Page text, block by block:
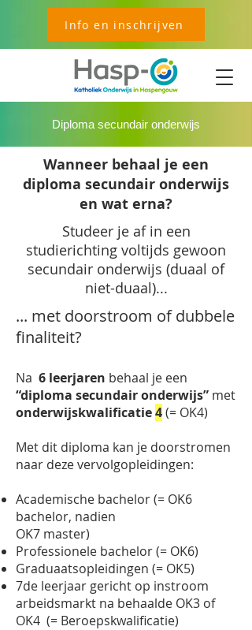
Info en inschrijven
Diploma secundair onderwijs
Wanneer behaal je een
diploma secundair onderwijs
en wat erna?
Studeer je af in een
studierichting voltijds gewoon
secundair onderwijs (duaal of
niet-duaal)...
... met doorstroom of dubbele
finaliteit?
Na 6 leerjaren behaal je een
“diploma secundair onderwijs” met
onderwijskwalificatie4(= OK4)
Met dit diploma kan je doorstromen
naar deze vervolgopleidingen:
Academische bachelor (= OK6
bachelor, nadien
OK7 master)
Professionele bachelor (= OK6)
Graduaatsopleidingen (= OK5)
7de leerjaar gericht op instroom
arbeidsmarkt na behaalde OK3 of
OK4 (= Beroepskwalificatie)